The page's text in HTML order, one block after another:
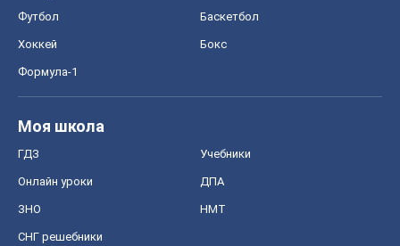
Футбол Баскетбол
Хоккей Бокс
Формула-1
Моя школа
ГДЗ Учебники
Онлайн уроки ДПА
ЗНО НМТ
СНГ решебники